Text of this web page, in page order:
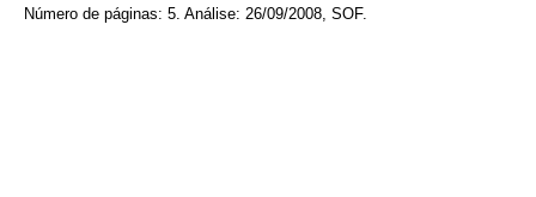
Número de páginas: 5. Análise: 26/09/2008, SOF.